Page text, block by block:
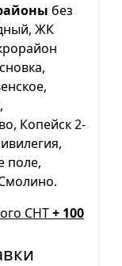
без
ЖК
Копейск 2-
поле,
СНТ+ 100